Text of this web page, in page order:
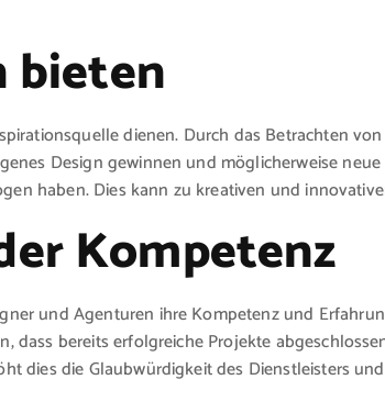
bieten
dienen. Durch das Betrachten
Design gewinnen und möglicherweise
haben. Dies kann zu kreativen und
Kompetenz
und Agenturen ihre Kompetenz und
dass bereits erfolgreiche Projekte
dies die Glaubwürdigkeit des Dienstleisters